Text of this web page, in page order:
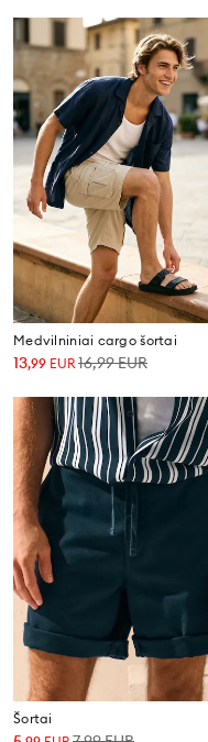
Medvilniniai cargo šortai
13,99 EUR 16,99EUR
Šortai